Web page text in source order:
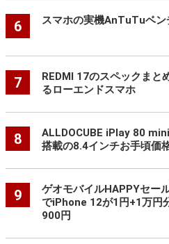
6 スマホの実機AnTuTuベ
7
REDMI 17のスペックまと
るローエンドスマホ
8
ALLDOCUBE iPlay 80
搭載の8.4インチお手頃価
9
ゲオモバイルHAPPYセー
でiPhone 12が1円+1万円
900円